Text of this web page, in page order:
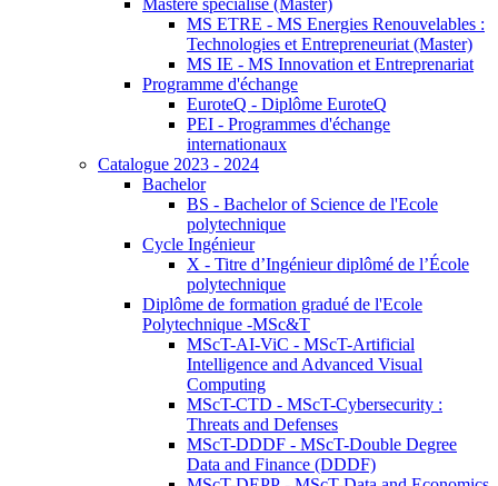
Mastère spécialisé (Master)
MS ETRE - MS Energies Renouvelables :
Technologies et Entrepreneuriat (Master)
MS IE - MS Innovation et Entreprenariat
Programme d'échange
EuroteQ - Diplôme EuroteQ
PEI - Programmes d'échange
internationaux
Catalogue 2023 - 2024
Bachelor
BS - Bachelor of Science de l'Ecole
polytechnique
Cycle Ingénieur
X - Titre d’Ingénieur diplômé de l’École
polytechnique
Diplôme de formation gradué de l'Ecole
Polytechnique -MSc&T
MScT-AI-ViC - MScT-Artificial
Intelligence and Advanced Visual
Computing
MScT-CTD - MScT-Cybersecurity :
Threats and Defenses
MScT-DDDF - MScT-Double Degree
Data and Finance (DDDF)